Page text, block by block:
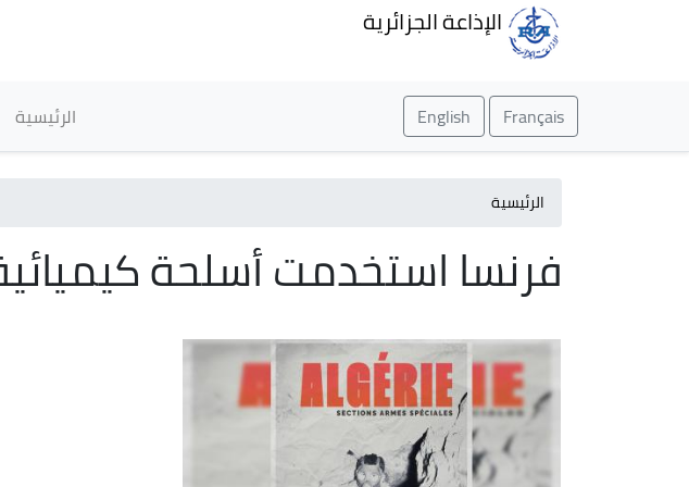
الإذاعة الجزائرية
Français
English الرئيسية
الرئيسية
فرنسا استخدمت أسلحة